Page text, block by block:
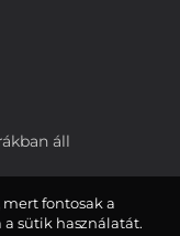
áll
mert fontosak a
a sütik használatát.